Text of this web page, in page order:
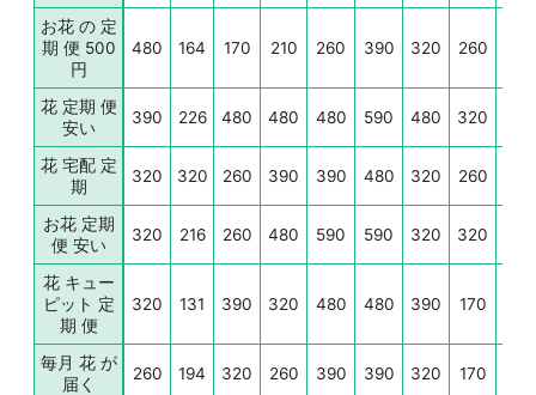
お花 の 定
期 便 500
円
480 164 170 210 260 390 320 260
花 定期 便
安い
390 226 480 480 480 590 480 320
花 宅配 定
期
320 320 260 390 390 480 320 260
お花 定期
便 安い
320 216 260 480 590 590 320 320
花 キュー
ピット 定
期 便
320 131 390 320 480 480 390 170
毎月 花 が
届く
260 194 320 260 390 390 320 170